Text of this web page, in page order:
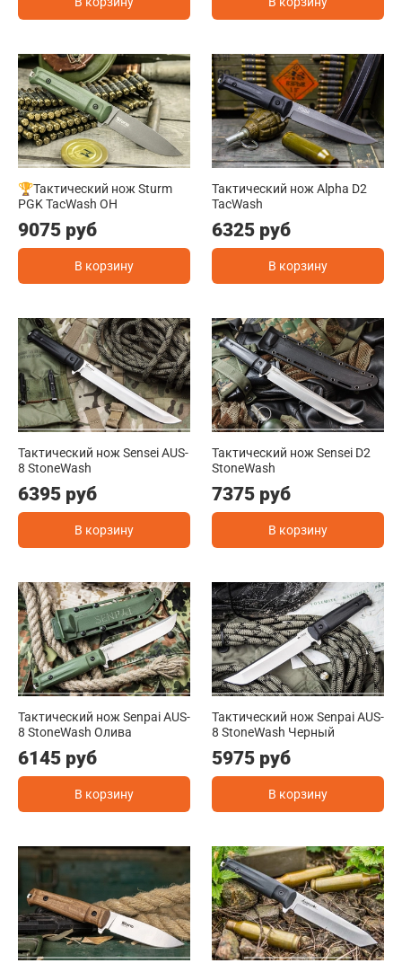
🏆Тактический нож Sturm
PGK TacWash OH
9075 руб
В корзину
Тактический нож Alpha D2
TacWash
6325 руб
В корзину
Тактический нож Sensei AUS-
8 StoneWash
6395 руб
В корзину
Тактический нож Sensei D2
StoneWash
7375 руб
В корзину
Тактический нож Senpai AUS-
8 StoneWash Олива
6145 руб
В корзину
Тактический нож Senpai AUS-
8 StoneWash Черный
5975 руб
В корзину